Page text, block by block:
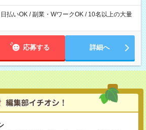
払いOK / 副業・WワークOK / 10名以上の大量
応募する 詳細へ